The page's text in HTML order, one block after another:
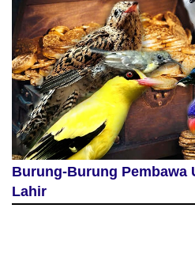
Burung-Burung Pembawa
Lahir